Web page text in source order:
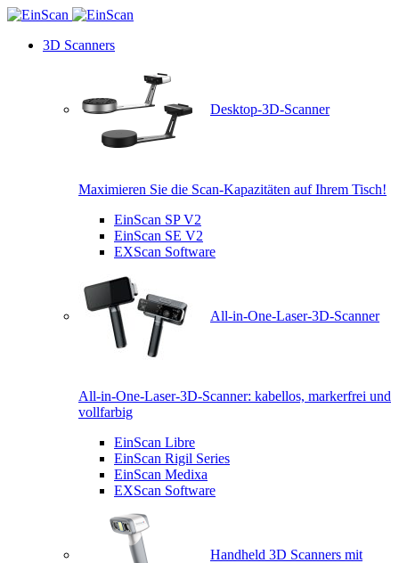
3D Scanners
Desktop-3D-Scanner
Maximieren Sie die Scan-Kapazitäten auf Ihrem Tisch!
EinScan SP V2
EinScan SE V2
EXScan Software
All-in-One-Laser-3D-Scanner
All-in-One-Laser-3D-Scanner: kabellos, markerfrei und
vollfarbig
EinScan Libre
EinScan Rigil Series
EinScan Medixa
EXScan Software
Handheld 3D Scanners mit